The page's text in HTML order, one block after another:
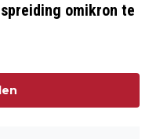
omikron te